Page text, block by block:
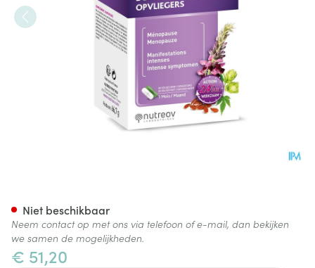
€ 51,20
Niet beschikbaar
Neem contact op met ons via telefoon of e-mail, dan bekijken
we samen de mogelijkheden.